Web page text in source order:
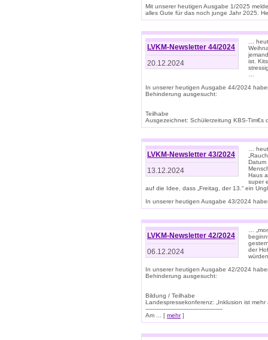
Mit unserer heutigen Ausgabe 1/2025
alles Gute für das noch junge Jahr 2025.
LVKM-Newsletter 44/2024
20.12.2024
…
ist.
In unserer heutigen Ausgabe 44/2024
Behinderung ausgesucht:
Teilhabe
Ausgezeichnet: Schülerzeitung KBS-Tim€s
LVKM-Newsletter 43/2024
13.12.2024
…
Datum
Haus
super
auf die Idee, dass „Freitag, der 13.“ ein
In unserer heutigen Ausgabe 43/2024
LVKM-Newsletter 42/2024
06.12.2024
…
der
In unserer heutigen Ausgabe 42/2024
Behinderung ausgesucht:
Bildung / Teilhabe
Landespressekonferenz: „Inklusion ist mehr
-------------------------------------------
Am ... [ mehr]